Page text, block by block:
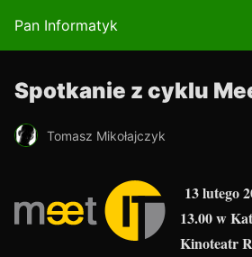
Pan Informatyk
Spotkanie z cyklu
Tomasz Mikołajczyk
13 lutego
13.00w
Kinoteatr